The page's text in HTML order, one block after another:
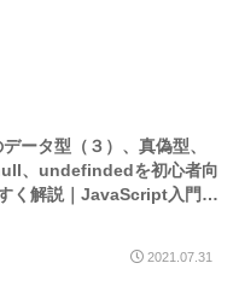
ータ型（３）、真偽型、
、undefindedを初心者向
く解説｜JavaScript入門講
2021.07.31